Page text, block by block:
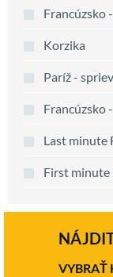
Francúzsko
Korzika
Paríž -
Francúzsko
Last minute
First minute
VYBRAŤ